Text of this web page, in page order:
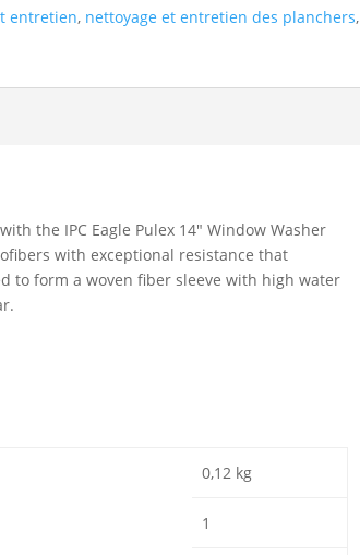
entretien, nettoyage et entretien des planchers,
the IPC Eagle Pulex 14″ Window Washer
with exceptional resistance that
to form a woven fiber sleeve with high water
0,12 kg
1